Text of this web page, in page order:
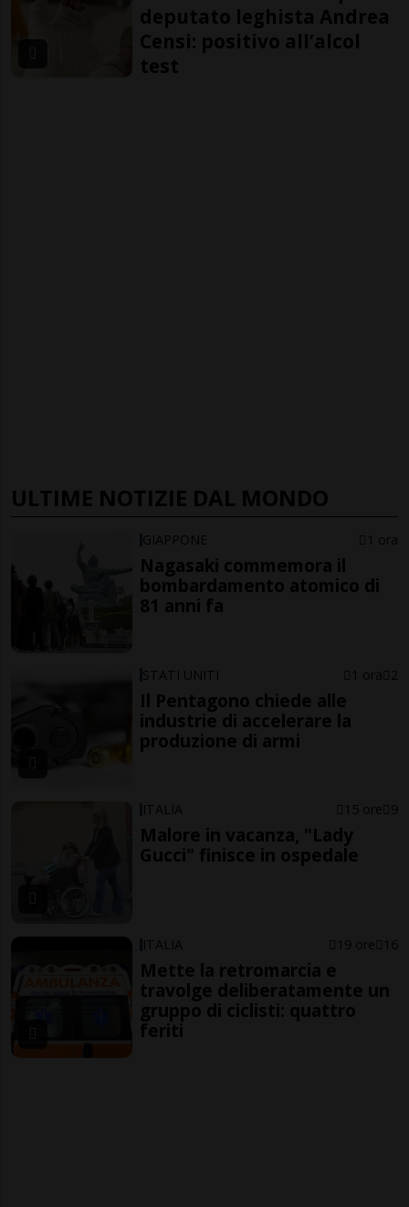
deputato leghista Andrea
Censi: positivo all’alcol
test
ULTIME NOTIZIE DAL MONDO
GIAPPONE 1 ora
Nagasaki commemora il
bombardamento atomico di
81 anni fa
STATI UNITI 1 ora 2
Il Pentagono chiede alle
industrie di accelerare la
produzione di armi
ITALIA 15 ore 9
Malore in vacanza, "Lady
Gucci" finisce in ospedale
ITALIA 19 ore 16
Mette la retromarcia e
travolge deliberatamente un
gruppo di ciclisti: quattro
feriti